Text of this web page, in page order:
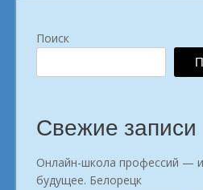
Поиск
Свежие записи
Онлайн-школа профессий —
будущее. Белорецк